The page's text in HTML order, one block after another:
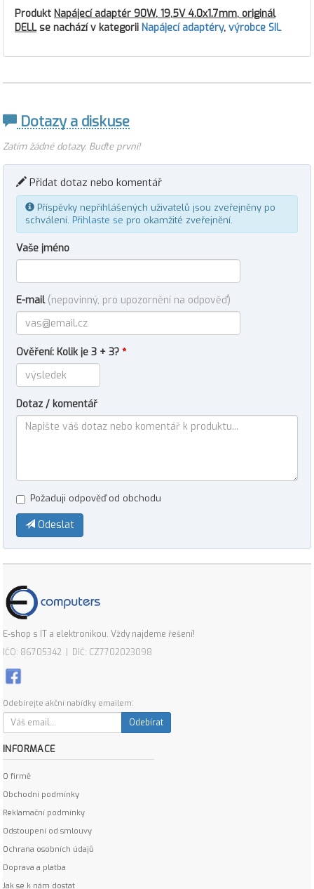
Produkt Napájecí adaptér 90W, 19,5V 4.0x1.7mm, originál
DELLse nachází v kategorii Napájecí adaptéry, výrobce SIL
Dotazy a diskuse
Zatím žádné dotazy. Buďte první!
Přidat dotaz nebo komentář
Příspěvky nepřihlášených uživatelů jsou zveřejněny po
schválení. Přihlaste se pro okamžité zveřejnění.
Vaše jméno
E-mail (nepovinný, pro upozornění na odpověď)
Ověření: Kolik je 3 + 3? *
Dotaz / komentář
Požaduji odpověď od obchodu
Odeslat
E-shop s IT a elektronikou. Vždy najdeme řešení!
IČO: 86705342 | DIČ: CZ7702023098
Odebírejte akční nabídky emailem:
Odebírat
INFORMACE
O firmě
Obchodní podmínky
Reklamační podmínky
Odstoupení od smlouvy
Ochrana osobních údajů
Doprava a platba
Jak se k nám dostat